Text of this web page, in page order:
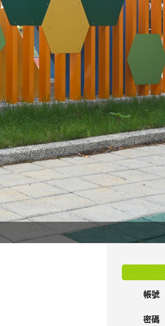
帳號
密碼